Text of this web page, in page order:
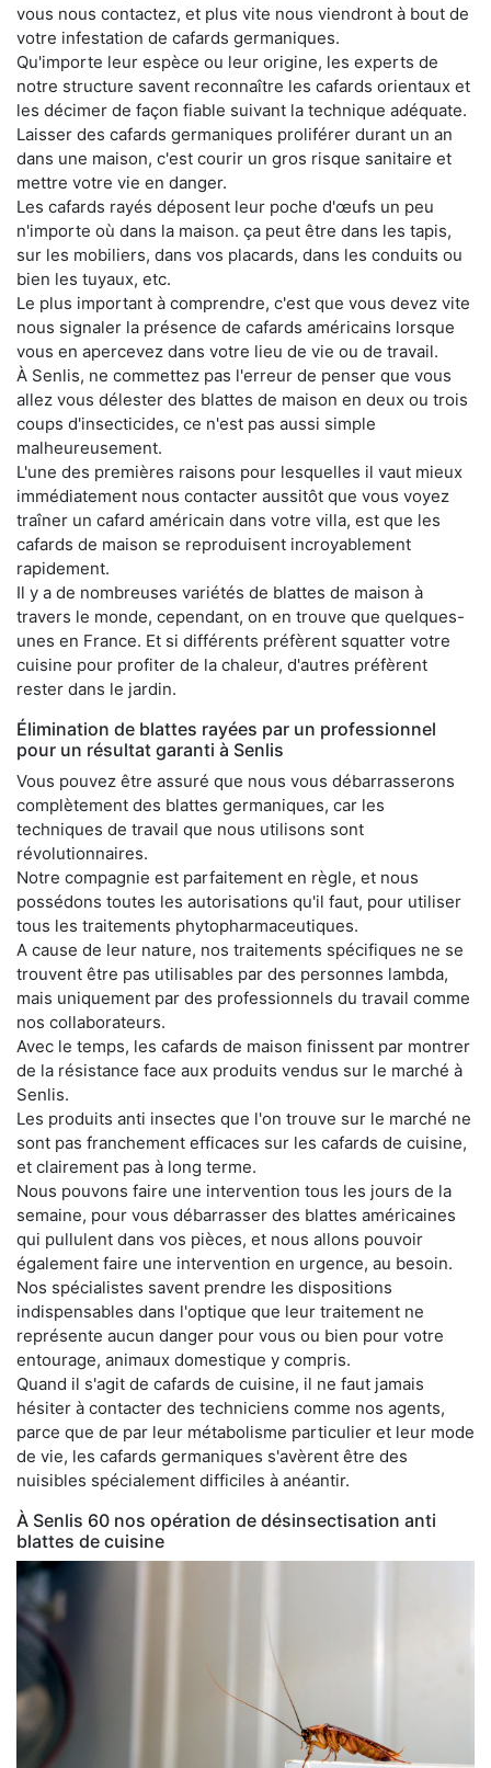
vous nous contactez, et plus vite nous viendront à bout de
votre infestation de cafards germaniques.
Qu'importe leur espèce ou leur origine, les experts de
notre structure savent reconnaître les cafards orientaux et
les décimer de façon fiable suivant la technique adéquate.
Laisser des cafards germaniques proliférer durant un an
dans une maison, c'est courir un gros risque sanitaire et
mettre votre vie en danger.
Les cafards rayés déposent leur poche d'œufs un peu
n'importe où dans la maison. ça peut être dans les tapis,
sur les mobiliers, dans vos placards, dans les conduits ou
bien les tuyaux, etc.
Le plus important à comprendre, c'est que vous devez vite
nous signaler la présence de cafards américains lorsque
vous en apercevez dans votre lieu de vie ou de travail.
À Senlis, ne commettez pas l'erreur de penser que vous
allez vous délester des blattes de maison en deux ou trois
coups d'insecticides, ce n'est pas aussi simple
malheureusement.
L'une des premières raisons pour lesquelles il vaut mieux
immédiatement nous contacter aussitôt que vous voyez
traîner un cafard américain dans votre villa, est que les
cafards de maison se reproduisent incroyablement
rapidement.
Il y a de nombreuses variétés de blattes de maison à
travers le monde, cependant, on en trouve que quelques-
unes en France. Et si différents préfèrent squatter votre
cuisine pour profiter de la chaleur, d'autres préfèrent
rester dans le jardin.
Élimination de blattes rayées par un professionnel
pour un résultat garanti à Senlis
Vous pouvez être assuré que nous vous débarrasserons
complètement des blattes germaniques, car les
techniques de travail que nous utilisons sont
révolutionnaires.
Notre compagnie est parfaitement en règle, et nous
possédons toutes les autorisations qu'il faut, pour utiliser
tous les traitements phytopharmaceutiques.
A cause de leur nature, nos traitements spécifiques ne se
trouvent être pas utilisables par des personnes lambda,
mais uniquement par des professionnels du travail comme
nos collaborateurs.
Avec le temps, les cafards de maison finissent par montrer
de la résistance face aux produits vendus sur le marché à
Senlis.
Les produits anti insectes que l'on trouve sur le marché ne
sont pas franchement efficaces sur les cafards de cuisine,
et clairement pas à long terme.
Nous pouvons faire une intervention tous les jours de la
semaine, pour vous débarrasser des blattes américaines
qui pullulent dans vos pièces, et nous allons pouvoir
également faire une intervention en urgence, au besoin.
Nos spécialistes savent prendre les dispositions
indispensables dans l'optique que leur traitement ne
représente aucun danger pour vous ou bien pour votre
entourage, animaux domestique y compris.
Quand il s'agit de cafards de cuisine, il ne faut jamais
hésiter à contacter des techniciens comme nos agents,
parce que de par leur métabolisme particulier et leur mode
de vie, les cafards germaniques s'avèrent être des
nuisibles spécialement difficiles à anéantir.
À Senlis 60 nos opération de désinsectisation anti
blattes de cuisine